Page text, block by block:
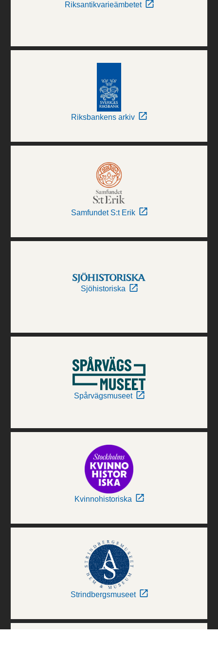
Riksantikvarieämbetet
Riksbankens arkiv
Samfundet S:t Erik
Sjöhistoriska
Spårvägsmuseet
Kvinnohistoriska
Strindbergsmuseet